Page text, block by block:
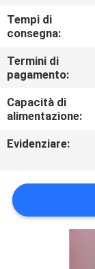
RICHIEDA
UNA
CITAZIONE
MAPPA
SITO
Tempi di
consegna:
Termini di
pagamento:
Capacità di
alimentazione:
Evidenziare: